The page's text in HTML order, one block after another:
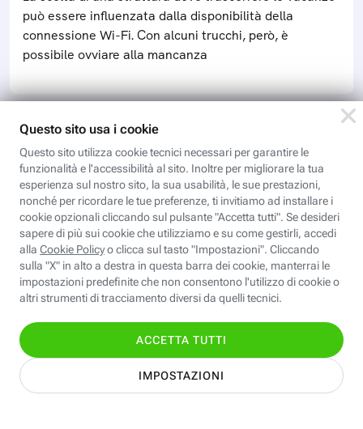
può essere influenzata dalla disponibilità della
connessione Wi-Fi. Con alcuni trucchi, però, è
possibile ovviare alla mancanza
Scopri i corsi gratuiti della
Fastweb Digital Academy
Introduzione all’Internet of Things
Introduzione alla Internet of Things fornisce una